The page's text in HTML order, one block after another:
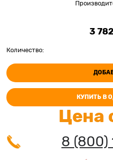
3 782
Количество:
КУПИТЬ В
Цена
8 (800)